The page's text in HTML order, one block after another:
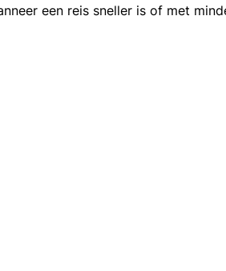
een reis sneller is of met